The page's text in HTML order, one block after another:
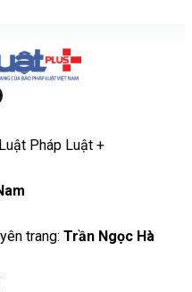
Pháp Luật +
trang: Trần Ngọc Hà